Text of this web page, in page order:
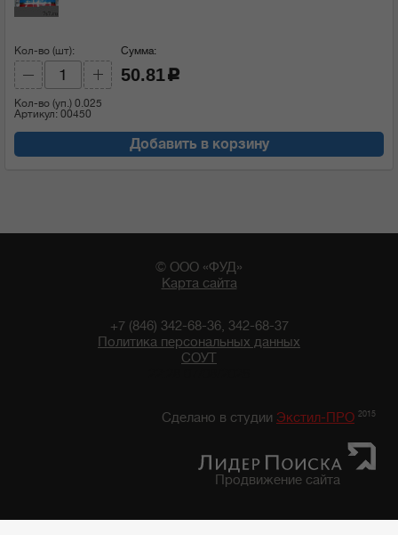
Кол-во (шт):
Кол-во (уп.) 0.025
Артикул: 00450
Сумма:
50.81 c
Добавить в корзину
© ООО «ФУД»
Карта сайта
+7 (846) 342-68-36, 342-68-37
Политика персональных данных
СОУТ
Сделано в студии Экстил-ПРО 2015
Продвижение сайта